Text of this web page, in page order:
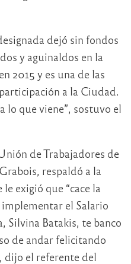
dejó sin fondos
y aguinaldos en la
2015 y es una de las
a la Ciudad.
lo que viene”, sostuvo el
de Trabajadores de
respaldó a la
exigió que “cace la
el Salario
Silvina Batakis, te banco
de andar felicitando
dijo el referente del